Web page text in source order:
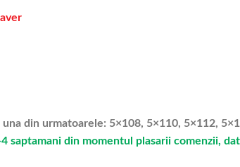
din urmatoarele: 5×108, 5×110, 5×112,
din momentul plasarii comenzii,